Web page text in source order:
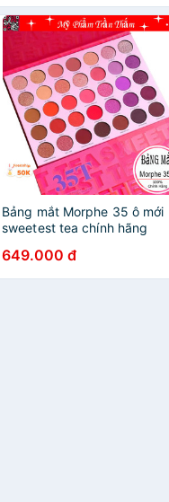
Bảng mắt Morphe 35 ô mới
sweetest tea chính hãng
649.000 đ